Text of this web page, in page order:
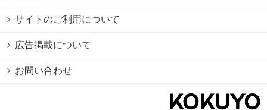
サイトのご利用について
広告掲載について
お問い合わせ